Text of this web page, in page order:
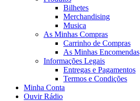
Bilhetes
Merchandising
Musica
As Minhas Compras
Carrinho de Compras
As Minhas Encomendas
Informações Legais
Entregas e Pagamentos
Termos e Condições
Minha Conta
Ouvir Rádio